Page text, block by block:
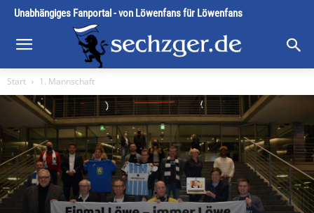
Unabhängiges Fanportal - von Löwenfans für Löwenfans
Start 1. Mannschaft